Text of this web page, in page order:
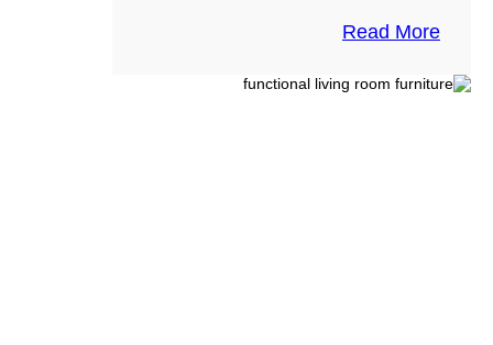
Read More